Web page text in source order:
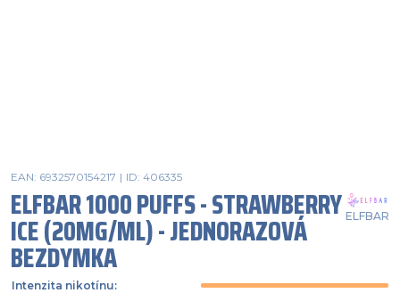
EAN: 6932570154217 | ID: 406335
ELFBAR 1000 PUFFS - STRAWBERRY
ICE (20MG/ML) - JEDNORAZOVÁ
BEZDYMKA
ELFBAR
Intenzita nikotínu: